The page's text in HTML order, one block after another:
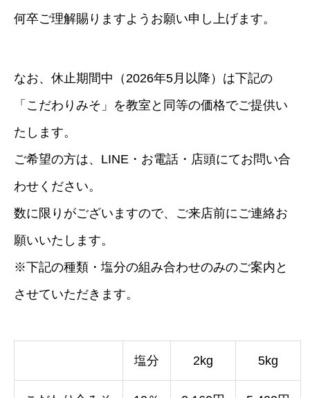
何卒ご理解賜りますようお願い申し上げます。
なお、休止期間中（2026年5月以降）は下記の
「こだわりみそ」を教室と同等の価格でご提供い
たします。
ご希望の方は、LINE・お電話・店頭にてお問い合
わせください。
数に限りがございますので、ご来店前にご連絡お
願いいたします。
※下記の種類・塩分の組み合わせのみのご案内と
させていただきます。
塩分 2kg 5kg